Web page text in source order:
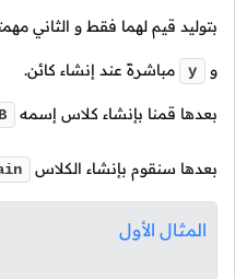
بتوليد قيم لهما فقط و الثاني
و y مباشرةً عند إنشاء كائن.
بعدها قمنا بإنشاء كلاس إسمه B
بعدها سنقوم بإنشاء الكلاس
المثال الأول